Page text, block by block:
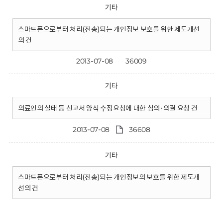
기타
스마트폰으로부터 처리(전송)되는 개인정보 보호를 위한 제도개선
의 건
2013-07-08 36009
기타
의료인의 실태 등 신고서 양식 수정요청에 대한 심의·의결 요청 건
2013-07-08 36608
기타
스마트폰으로부터 처리(전송)되는 개인정보의 보호를 위한 제도개
선의 건